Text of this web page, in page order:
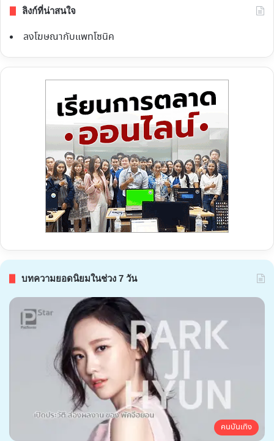
ลิงก์ที่น่าสนใจ
ลงโฆษณากับแพทโซนิค
บทความยอดนิยมในช่วง 7 วัน
คนบันเทิง